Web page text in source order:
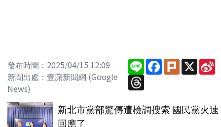
發布時間：2025/04/15 12:09
新聞出處：壹蘋新聞網 (Google
News)
LineFacebook
PlurkX
Threads
新北市黨部驚傳遭檢調搜索 國民黨火速
回應了